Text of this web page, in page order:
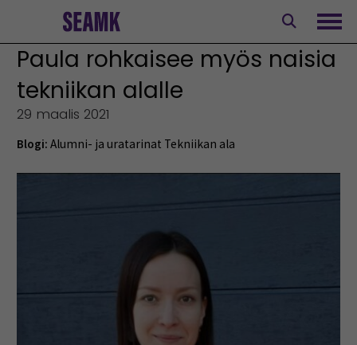
Paula rohkaisee myös naisia
tekniikan alalle
29 maalis 2021
Blogi: Alumni- ja uratarinat Tekniikan ala